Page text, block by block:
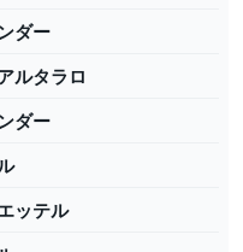
ダー
ルタラロ
ダー
ッテル